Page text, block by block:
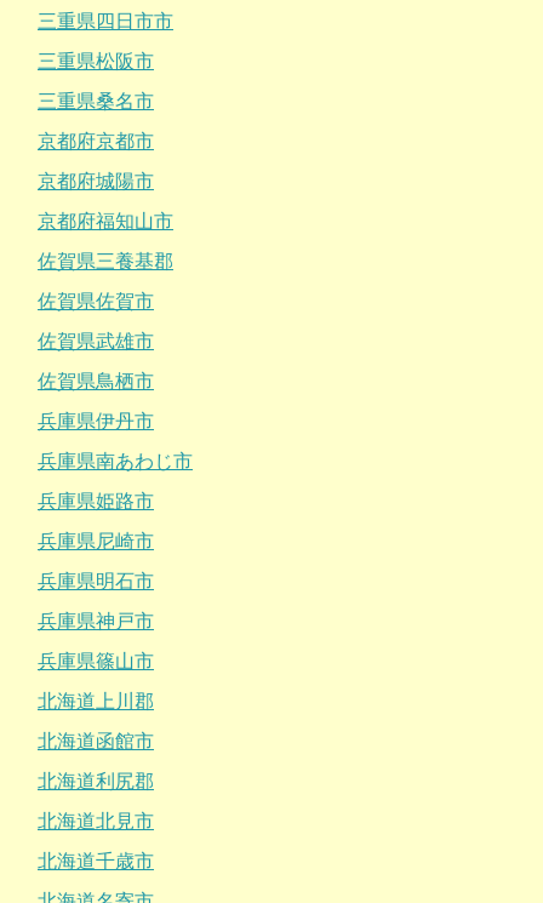
三重県四日市市
三重県松阪市
三重県桑名市
京都府京都市
京都府城陽市
京都府福知山市
佐賀県三養基郡
佐賀県佐賀市
佐賀県武雄市
佐賀県鳥栖市
兵庫県伊丹市
兵庫県南あわじ市
兵庫県姫路市
兵庫県尼崎市
兵庫県明石市
兵庫県神戸市
兵庫県篠山市
北海道上川郡
北海道函館市
北海道利尻郡
北海道北見市
北海道千歳市